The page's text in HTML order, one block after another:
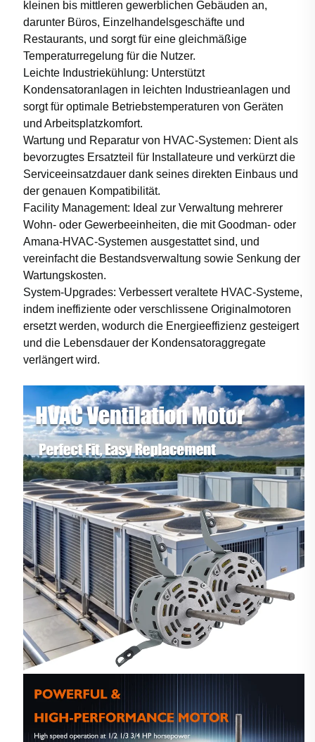
kleinen bis mittleren gewerblichen Gebäuden an,
darunter Büros, Einzelhandelsgeschäfte und
Restaurants, und sorgt für eine gleichmäßige
Temperaturregelung für die Nutzer.
Leichte Industriekühlung: Unterstützt
Kondensatoranlagen in leichten Industrieanlagen und
sorgt für optimale Betriebstemperaturen von Geräten
und Arbeitsplatzkomfort.
Wartung und Reparatur von HVAC-Systemen: Dient als
bevorzugtes Ersatzteil für Installateure und verkürzt die
Serviceeinsatzdauer dank seines direkten Einbaus und
der genauen Kompatibilität.
Facility Management: Ideal zur Verwaltung mehrerer
Wohn- oder Gewerbeeinheiten, die mit Goodman- oder
Amana-HVAC-Systemen ausgestattet sind, und
vereinfacht die Bestandsverwaltung sowie Senkung der
Wartungskosten.
System-Upgrades: Verbessert veraltete HVAC-Systeme,
indem ineffiziente oder verschlissene Originalmotoren
ersetzt werden, wodurch die Energieeffizienz gesteigert
und die Lebensdauer der Kondensatoraggregate
verlängert wird.